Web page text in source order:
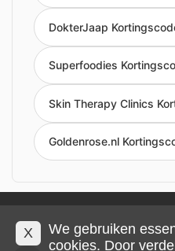
DokterJaap
Superfoodies
Skin Therapy Clinics
Goldenrose.nl
Privacy en cookies
X
We gebruiken
cookies. Door